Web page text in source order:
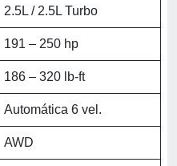
2.5L / 2.5L Turbo
191 – 250 hp
186 – 320 lb-ft
Automática 6 vel.
AWD